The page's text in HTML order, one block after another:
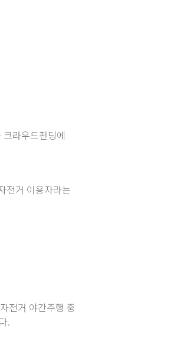
라우드펀딩에
전거 이용자라는
전거 야간주행 중
.